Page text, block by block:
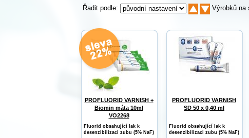
Řadit podle: Výrobků na
PROFLUORID VARNISH +
Biomin máta 10ml
VO2268
Fluorid obsahující lak k
desenzibilizaci zubu (5% NaF)
PROFLUORID VARNISH
SD 50 x 0,40 ml
Fluorid obsahující lak k
desenzibilizaci zubu (5% NaF)